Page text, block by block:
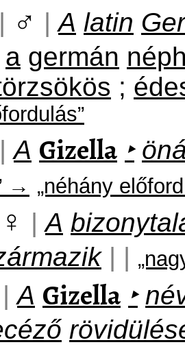
| ♂ | A latin
a germán
;
| A Gizella ‣
→ „néhány
♀ | A
| |
| A Gizella ‣